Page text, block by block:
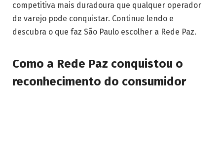
competitiva mais duradoura que qualquer operador
de varejo pode conquistar. Continue lendo e
descubra o que faz São Paulo escolher a Rede Paz.
Como a Rede Paz conquistou o
reconhecimento do consumidor